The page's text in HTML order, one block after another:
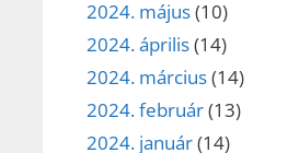
2024. május(10)
2024. április(14)
2024. március(14)
2024. február(13)
2024. január(14)